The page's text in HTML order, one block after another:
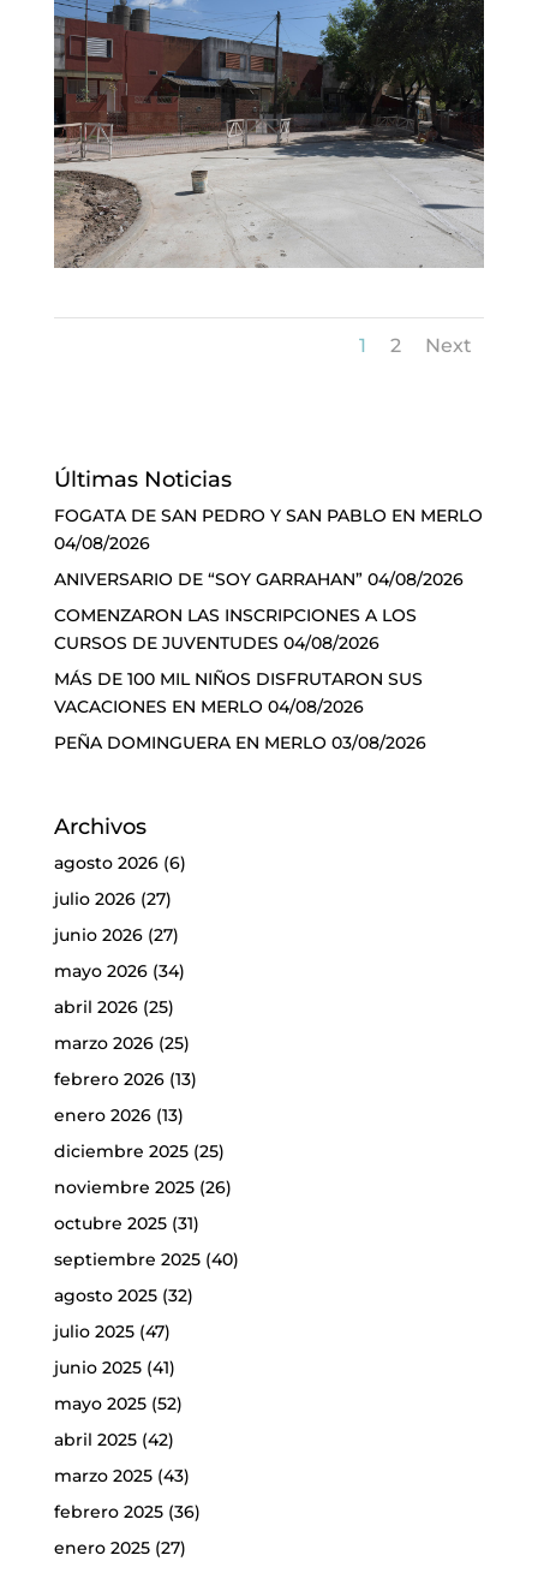
1 2 Next
Últimas Noticias
FOGATA DE SAN PEDRO Y SAN PABLO EN MERLO
04/08/2026
ANIVERSARIO DE “SOY GARRAHAN” 04/08/2026
COMENZARON LAS INSCRIPCIONES A LOS
CURSOS DE JUVENTUDES 04/08/2026
MÁS DE 100 MIL NIÑOS DISFRUTARON SUS
VACACIONES EN MERLO 04/08/2026
PEÑA DOMINGUERA EN MERLO 03/08/2026
Archivos
agosto 2026(6)
julio 2026(27)
junio 2026(27)
mayo 2026(34)
abril 2026(25)
marzo 2026(25)
febrero 2026(13)
enero 2026(13)
diciembre 2025(25)
noviembre 2025(26)
octubre 2025(31)
septiembre 2025(40)
agosto 2025(32)
julio 2025(47)
junio 2025(41)
mayo 2025(52)
abril 2025(42)
marzo 2025(43)
febrero 2025(36)
enero 2025(27)